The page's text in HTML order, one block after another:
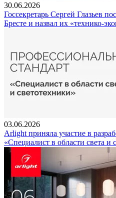
30.06.2026
Госсекретарь Сергей Глазьев
Бресте и назвал их «технико-
03.06.2026
Arlight приняла участие в
«Специалист в области света и